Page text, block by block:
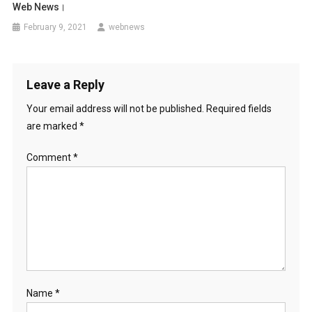
Web News।
February 9, 2021 webnews
Leave a Reply
Your email address will not be published. Required fields
are marked *
Comment*
Name *